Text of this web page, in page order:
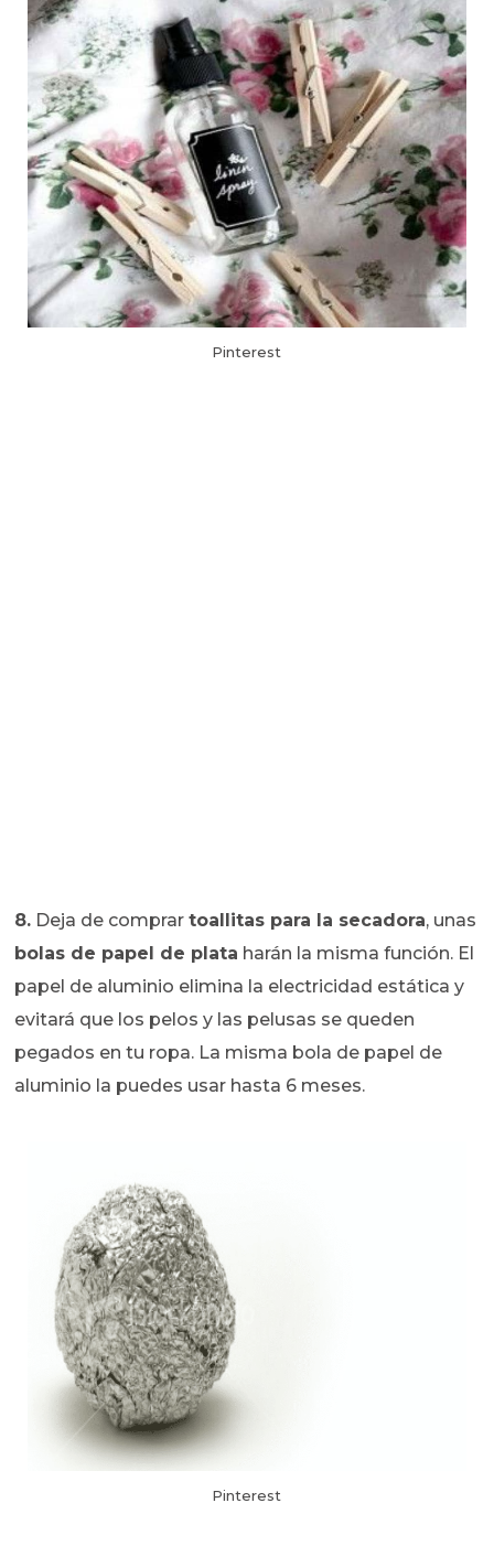
Pinterest
8. Deja de comprartoallitas para la secadora, unas
bolas de papel de plata harán la misma función. El
papel de aluminio elimina la electricidad estática y
evitará que los pelos y las pelusas se queden
pegados en tu ropa. La misma bola de papel de
aluminio la puedes usar hasta 6 meses.
Pinterest